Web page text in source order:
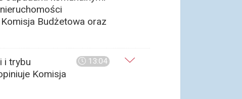
Budżetowa oraz
13:04
i trybu
Komisja